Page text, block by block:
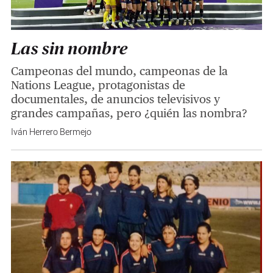
Las sin nombre
Campeonas del mundo, campeonas de la
Nations League, protagonistas de
documentales, de anuncios televisivos y
grandes campañas, pero ¿quién las nombra?
Iván Herrero Bermejo